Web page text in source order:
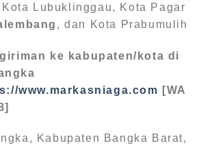
Lubuklinggau, Kota Pagar
, dan Kota Prabumulih
ke kabupaten/kota di
www.markasniaga.com [WA
Kabupaten Bangka Barat,